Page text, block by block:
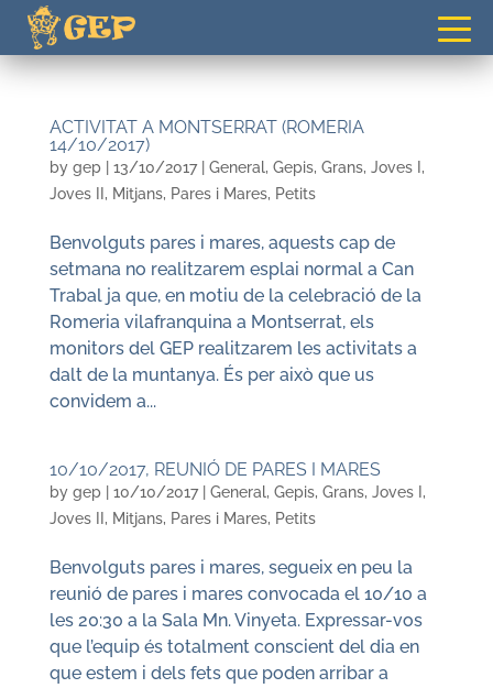
ACTIVITAT A MONTSERRAT (ROMERIA
14/10/2017)
by gep| 13/10/2017| General, Gepis, Grans, Joves I ,
Joves II , Mitjans, Pares i Mares, Petits
Benvolguts pares i mares, aquests cap de
setmana no realitzarem esplai normal a Can
Trabal ja que, en motiu de la celebració de la
Romeria vilafranquina a Montserrat, els
monitors del GEP realitzarem les activitats a
dalt de la muntanya. És per això que us
convidem a...
10/10/2017, REUNIÓ DE PARES I MARES
by gep| 10/10/2017| General, Gepis, Grans, Joves I ,
Joves II , Mitjans, Pares i Mares, Petits
Benvolguts pares i mares, segueix en peu la
reunió de pares i mares convocada el 10/10 a
les 20:30 a la Sala Mn. Vinyeta. Expressar-vos
que l’equip és totalment conscient del dia en
que estem i dels fets que poden arribar a